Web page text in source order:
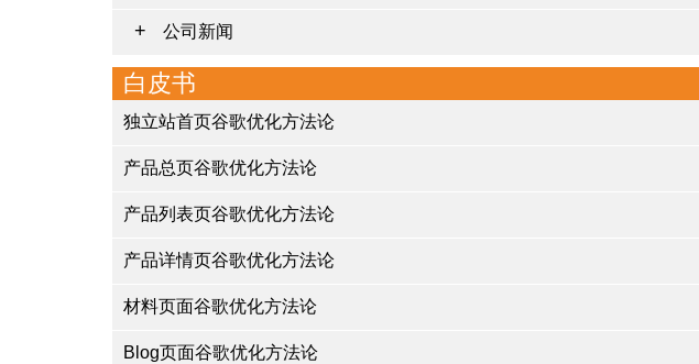
公司新闻
白皮书
独立站首页谷歌优化方法论
产品总页谷歌优化方法论
产品列表页谷歌优化方法论
产品详情页谷歌优化方法论
材料页面谷歌优化方法论
Blog页面谷歌优化方法论